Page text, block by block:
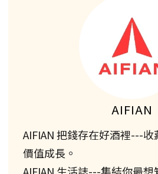
AIFIAN
AIFIAN 把錢存在好酒裡---
價值成長。